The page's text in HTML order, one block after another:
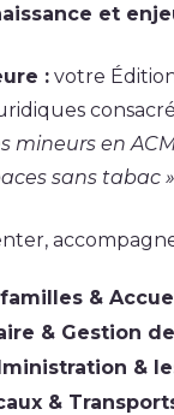
et
: votre
mineurs en
sans tabac
&
& Gestion
&
&